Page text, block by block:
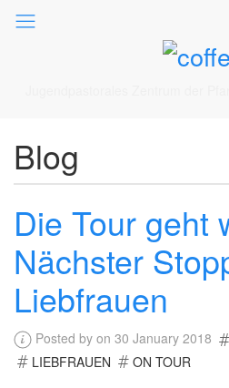
Blog
Die Tour geht
Nächster
Liebfrauen
Posted by on 30 January 2018
LIEBFRAUEN
ON TOUR